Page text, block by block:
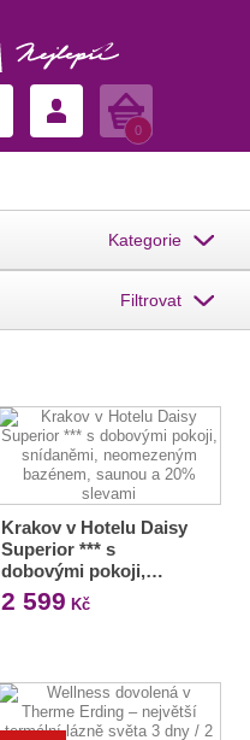
Košík
0
Kategorie
Filtrovat
Krakov v Hotelu Daisy
Superior *** s
dobovými pokoji,…
2 599 Kč